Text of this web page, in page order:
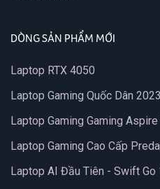
DÒNG SẢN PHẨM MỚI
Laptop RTX 4050
Laptop Gaming Quốc Dân
Laptop Gaming Gaming
Laptop Gaming Cao Cấp
Laptop AI Đầu Tiên - Swift Go